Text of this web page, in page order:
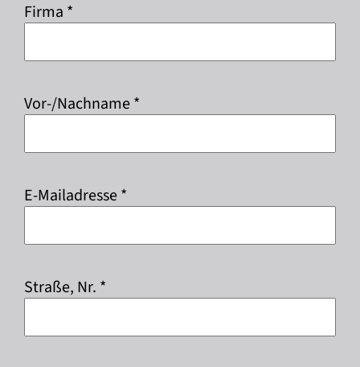
Firma *
Vor-/Nachname *
E-Mailadresse *
Straße, Nr. *